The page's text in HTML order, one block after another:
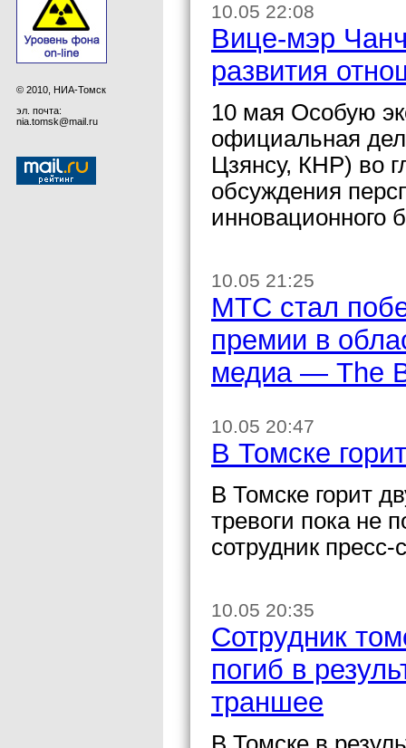
© 2010, НИА-Томск
эл. почта:
nia.tomsk@mail.ru
10.05 22:08
Вице-мэр
развития
10 мая Особую
официальная
Цзянсу, КНР) во
обсуждения
инновационного
10.05 21:25
МТС стал
премии в
медиа — The
10.05 20:47
В Томске
В Томске горит
тревоги пока не
сотрудник
10.05 20:35
Сотрудник
погиб в
траншее